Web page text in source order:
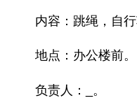
内容：跳绳，自
地点：办公楼前。
负责人：_。